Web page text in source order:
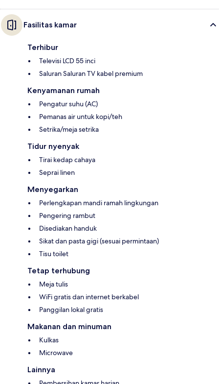
Fasilitas kamar
Terhibur
Televisi LCD 55 inci
Saluran Saluran TV kabel premium
Kenyamanan rumah
Pengatur suhu (AC)
Pemanas air untuk kopi/teh
Setrika/meja setrika
Tidur nyenyak
Tirai kedap cahaya
Seprai linen
Menyegarkan
Perlengkapan mandi ramah lingkungan
Pengering rambut
Disediakan handuk
Sikat dan pasta gigi (sesuai permintaan)
Tisu toilet
Tetap terhubung
Meja tulis
WiFi gratis dan internet berkabel
Panggilan lokal gratis
Makanan dan minuman
Kulkas
Microwave
Lainnya